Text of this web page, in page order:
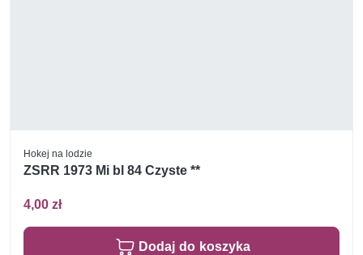
Hokej na lodzie
ZSRR 1973 Mi bl 84 Czyste **
4,00 zł
Dodaj do koszyka